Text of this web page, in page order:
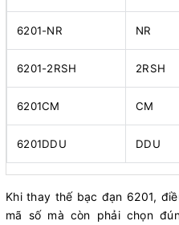
6201-NR NR
6201-2RSH 2RSH
6201CM CM
6201DDU DDU
Khi thay thế bạc đạn 6201,
mã số mà còn phải chọn